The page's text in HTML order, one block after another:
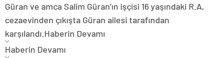
Güran ve amca Salim Güran’ın işçisi 16 yaşındaki R.A,
cezaevinden çıkışta Güran ailesi tarafından
karşılandı. Haberin Devamı
Haberin Devamı